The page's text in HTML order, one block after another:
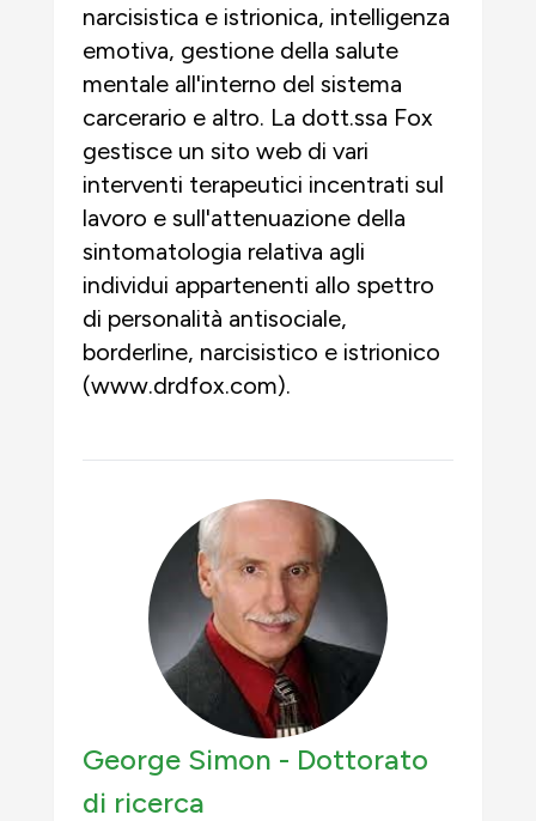
narcisistica e istrionica, intelligenza
emotiva, gestione della salute
mentale all'interno del sistema
carcerario e altro. La dott.ssa Fox
gestisce un sito web di vari
interventi terapeutici incentrati sul
lavoro e sull'attenuazione della
sintomatologia relativa agli
individui appartenenti allo spettro
di personalità antisociale,
borderline, narcisistico e istrionico
(www.drdfox.com).
George Simon - Dottorato
di ricerca